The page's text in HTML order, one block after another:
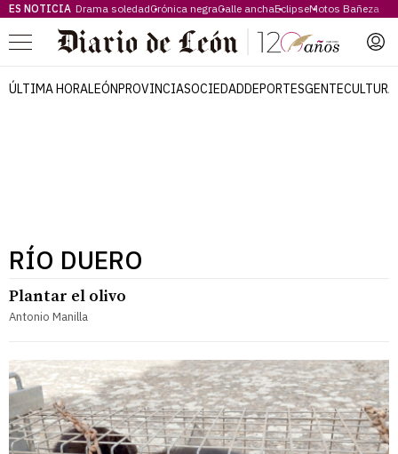
ES NOTICIA Drama soledadCrónica negraCalle anchaEclipseMotos Bañeza
Menú
ÚLTIMA HORALEÓNPROVINCIASOCIEDADDEPORTESGENTECULTURA
RÍO DUERO
Plantar el olivo
Antonio Manilla